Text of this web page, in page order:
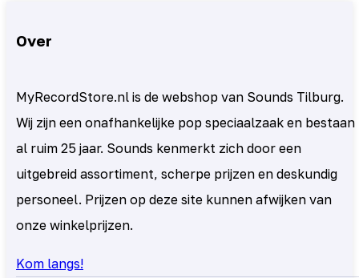
Over
MyRecordStore.nl is de webshop van Sounds Tilburg.
Wij zijn een onafhankelijke pop speciaalzaak en bestaan
al ruim 25 jaar. Sounds kenmerkt zich door een
uitgebreid assortiment, scherpe prijzen en deskundig
personeel. Prijzen op deze site kunnen afwijken van
onze winkelprijzen.
Kom langs!